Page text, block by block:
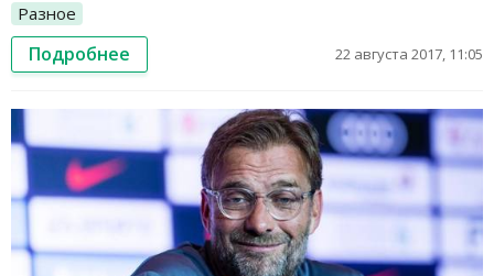
Разное
Подробнее 22 августа 2017, 11:05